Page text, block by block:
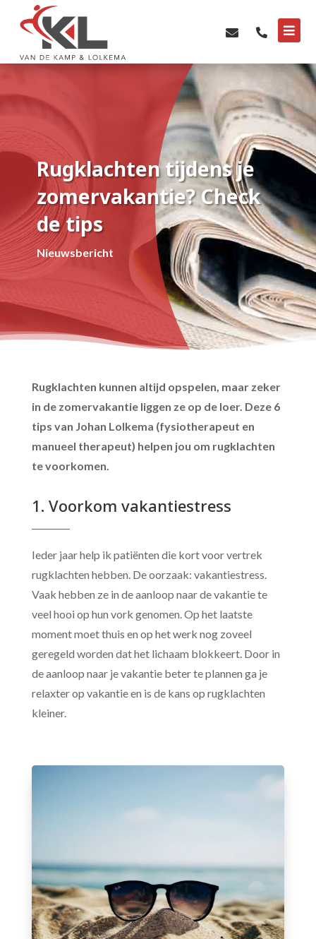
  
Rugklachten tijdens je
zomervakantie? Check
de tips
Nieuwsbericht
Rugklachten kunnen altijd opspelen, maar zeker
in de zomervakantie liggen ze op de loer. Deze 6
tips van Johan Lolkema (fysiotherapeut en
manueel therapeut) helpen jou om rugklachten
te voorkomen.
1. Voorkom vakantiestress
Ieder jaar help ik patiënten die kort voor vertrek
rugklachten hebben. De oorzaak: vakantiestress.
Vaak hebben ze in de aanloop naar de vakantie te
veel hooi op hun vork genomen. Op het laatste
moment moet thuis en op het werk nog zoveel
geregeld worden dat het lichaam blokkeert. Door in
de aanloop naar je vakantie beter te plannen ga je
relaxter op vakantie en is de kans op rugklachten
kleiner.